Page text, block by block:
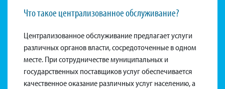
Что такое централизованное обслуживание?
Централизованное обслуживание предлагает услуги
различных органов власти, сосредоточенные в одном
месте. При сотрудничестве муниципальных и
государственных поставщиков услуг обеспечивается
качественное оказание различных услуг населению, а